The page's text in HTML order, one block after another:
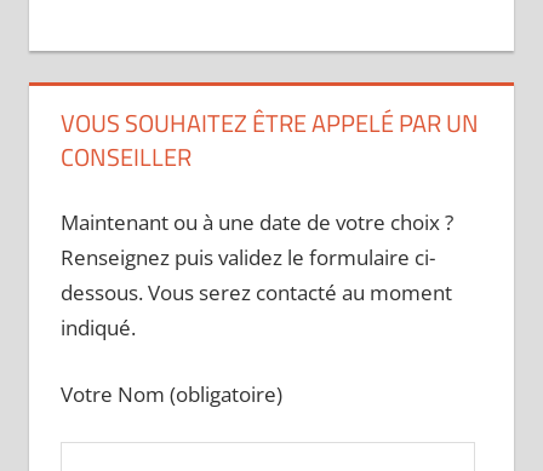
VOUS SOUHAITEZ ÊTRE APPELÉ PAR UN
CONSEILLER
Maintenant ou à une date de votre choix ?
Renseignez puis validez le formulaire ci-
dessous. Vous serez contacté au moment
indiqué.
Votre Nom (obligatoire)